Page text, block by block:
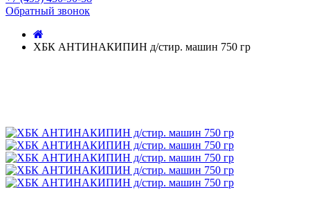
Обратный звонок
ХБК АНТИНАКИПИН д/стир. машин 750 гр